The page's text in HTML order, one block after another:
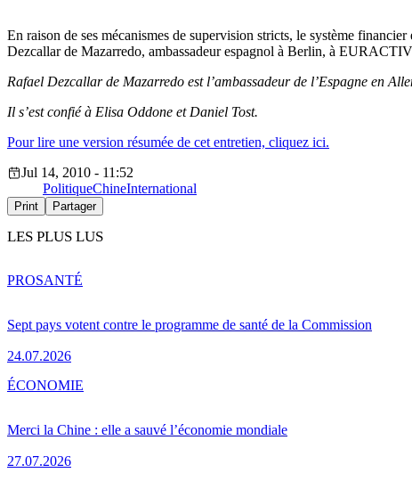
En raison de ses mécanismes de supervision stricts, le système
Dezcallar de Mazarredo, ambassadeur espagnol à Berlin, à
Rafael Dezcallar de Mazarredo est l’ambassadeur de l’Espagne en
Il s’est confié à Elisa Oddone et Daniel Tost.
Pour lire une version résumée de cet entretien, cliquez ici.
Jul 14, 2010 - 11:52
PolitiqueChineInternational
Print Partager
LES PLUS LUS
Sept pays votent contre le programme de santé de la Commission
24.07.2026
PROSANTÉ
Merci la Chine : elle a sauvé l’économie mondiale
27.07.2026
ÉCONOMIE